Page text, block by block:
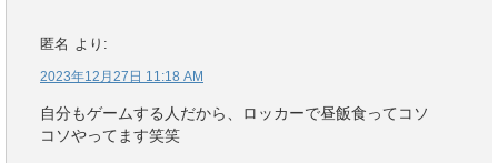
匿名 より:
2023年12月27日 11:18 AM
自分もゲームする人だから、ロッカーで昼飯食ってコソ
コソやってます笑笑